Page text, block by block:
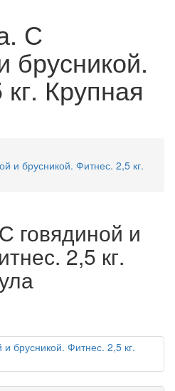
С
брусникой.
Крупная
и брусникой. Фитнес. 2,5 кг.
говядиной и
2,5 кг.